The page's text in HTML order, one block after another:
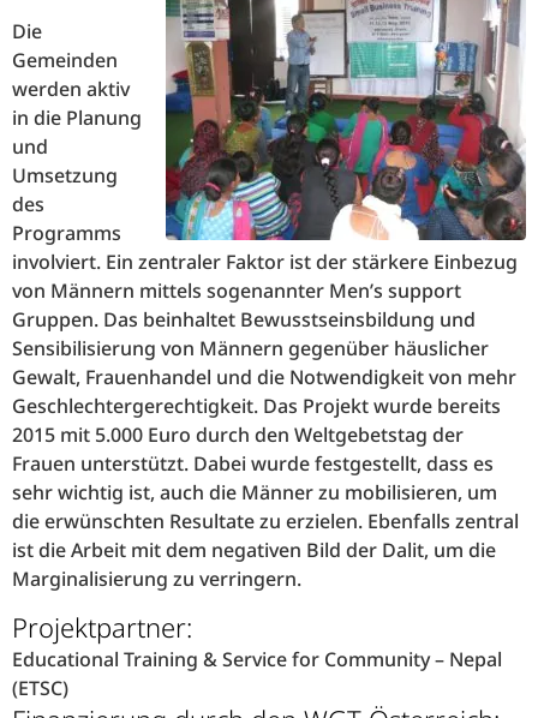
Die
Gemeinden
werden aktiv
in die Planung
und
Umsetzung
des
Programms
involviert. Ein zentraler Faktor ist der stärkere Einbezug
von Männern mittels sogenannter Men’s support
Gruppen. Das beinhaltet Bewusstseinsbildung und
Sensibilisierung von Männern gegenüber häuslicher
Gewalt, Frauenhandel und die Notwendigkeit von mehr
Geschlechtergerechtigkeit. Das Projekt wurde bereits
2015 mit 5.000 Euro durch den Weltgebetstag der
Frauen unterstützt. Dabei wurde festgestellt, dass es
sehr wichtig ist, auch die Männer zu mobilisieren, um
die erwünschten Resultate zu erzielen. Ebenfalls zentral
ist die Arbeit mit dem negativen Bild der Dalit, um die
Marginalisierung zu verringern.
Projektpartner:
Educational Training & Service for Community – Nepal
(ETSC)